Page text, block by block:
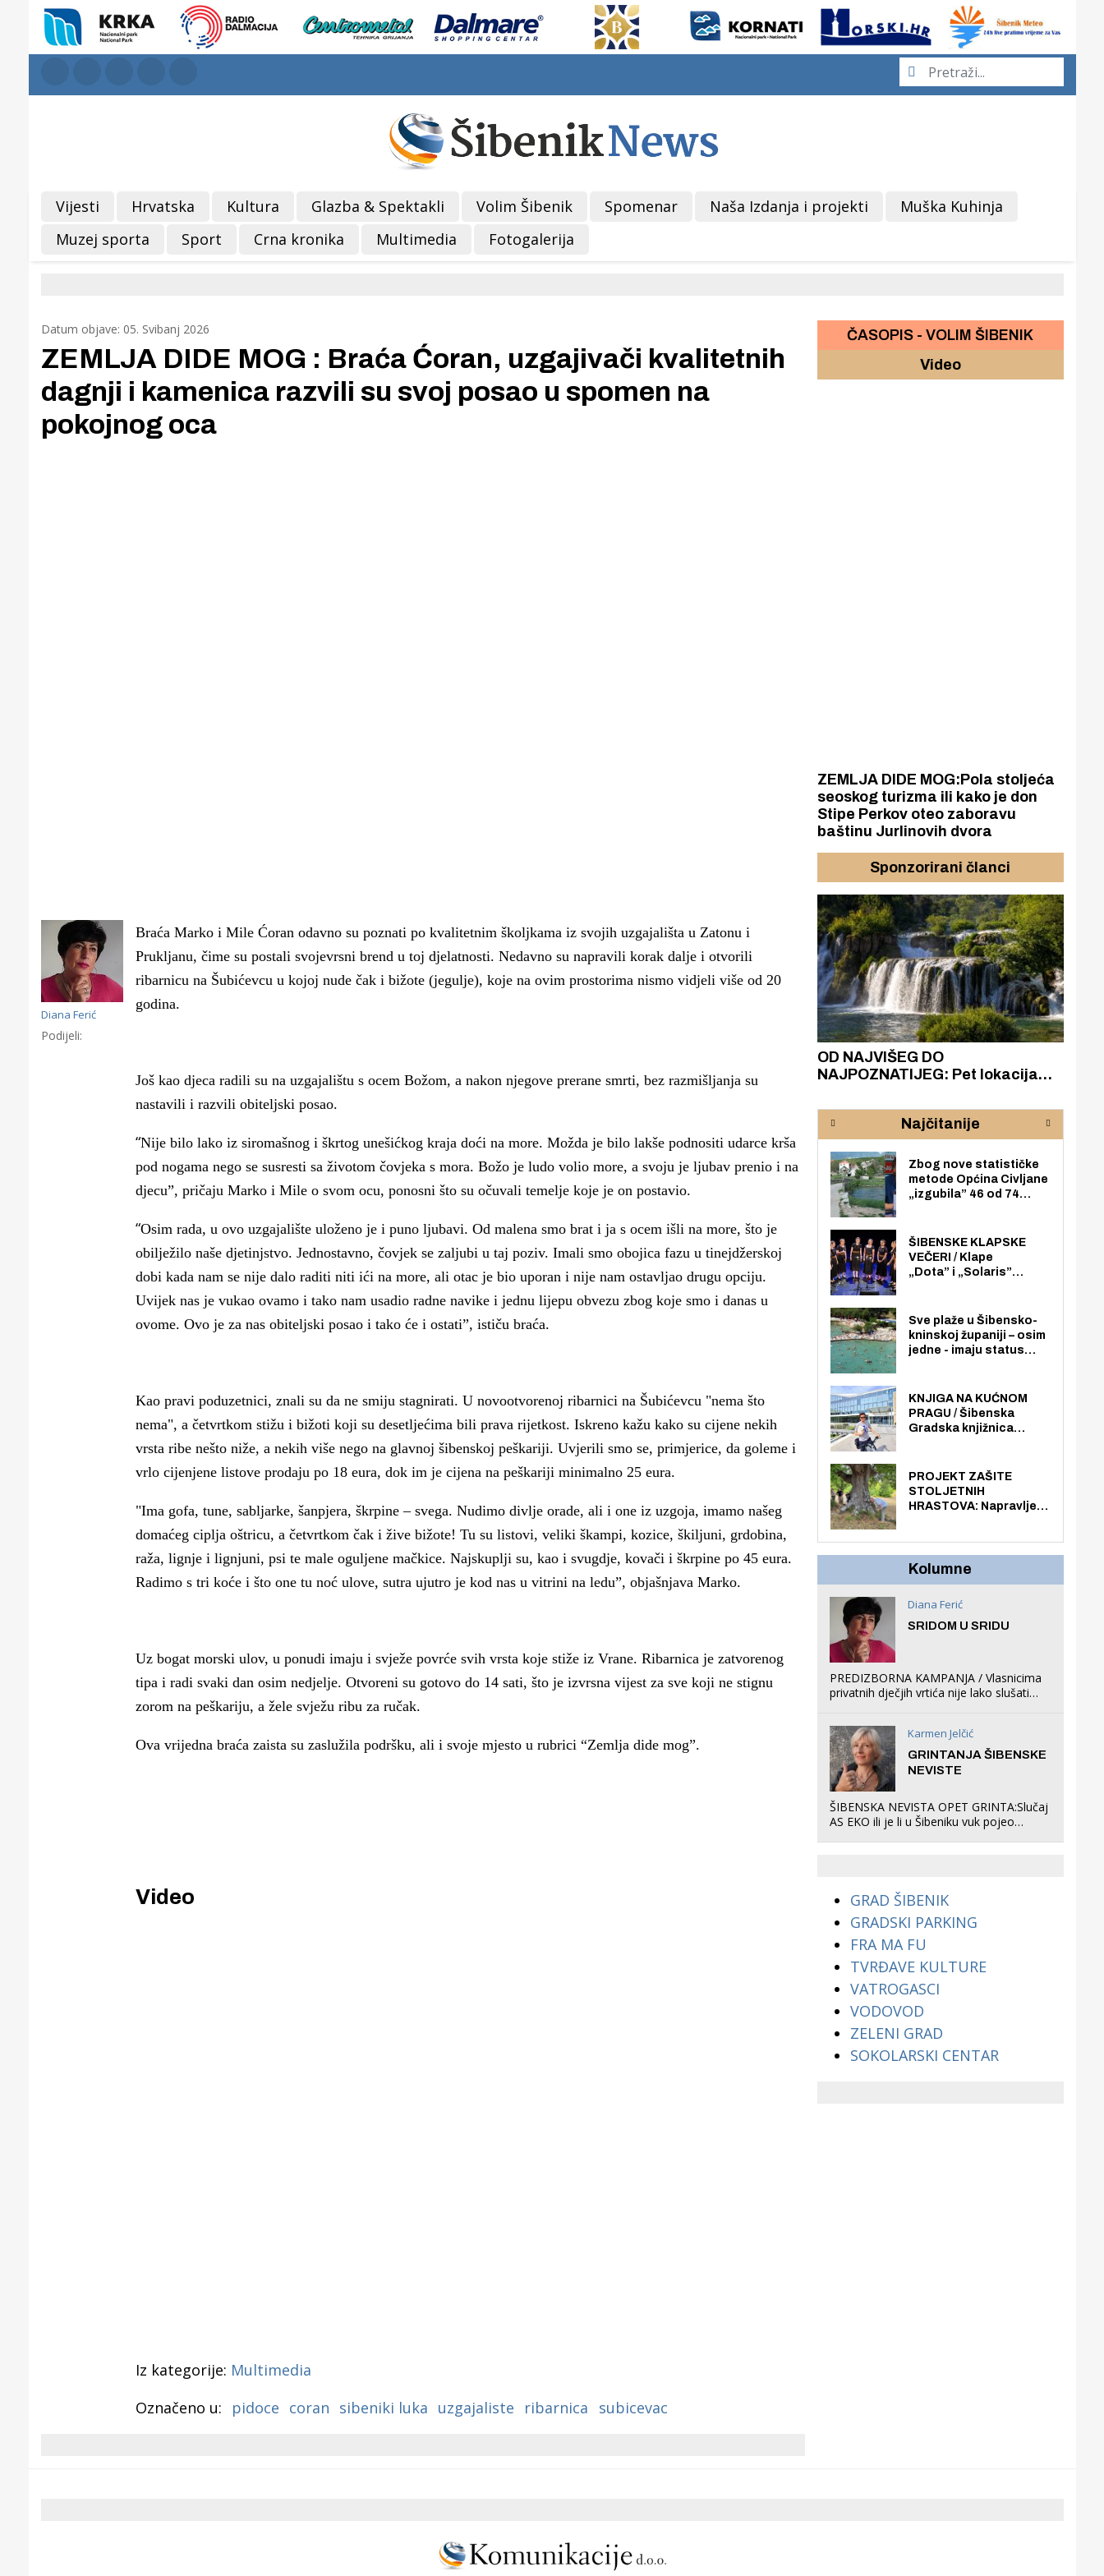
Vijesti Hrvatska Kultura Glazba & Spektakli Volim Šibenik Spomenar Naša Izdanja i projekti
Muška Kuhinja
Muzej sporta
Sport Crna kronika Multimedia Fotogalerija
Datum objave: 05. Svibanj 2026
ZEMLJA DIDE MOG : Braća Ćoran, uzgajivači kvalitetnih
dagnji i kamenica razvili su svoj posao u spomen na
pokojnog oca
Diana Ferić
Podijeli:
Braća Marko i Mile Ćoran odavno su poznati po kvalitetnim školjkama iz svojih uzgajališta u Zatonu i
Prukljanu, čime su postali svojevrsni brend u toj djelatnosti. Nedavno su napravili korak dalje i otvorili
ribarnicu na Šubićevcu u kojoj nude čak i bižote (jegulje), koje na ovim prostorima nismo vidjeli više od 20
godina.
Još kao djeca radili su na uzgajalištu s ocem Božom, a nakon njegove prerane smrti, bez razmišljanja su
nastavili i razvili obiteljski posao.
“Nije bilo lako iz siromašnog i škrtog unešićkog kraja doći na more. Možda je bilo lakše podnositi udarce krša
pod nogama nego se susresti sa životom čovjeka s mora. Božo je ludo volio more, a svoju je ljubav prenio i na
djecu”, pričaju Marko i Mile o svom ocu, ponosni što su očuvali temelje koje je on postavio.
“Osim rada, u ovo uzgajalište uloženo je i puno ljubavi. Od malena smo brat i ja s ocem išli na more, što je
obilježilo naše djetinjstvo. Jednostavno, čovjek se zaljubi u taj poziv. Imali smo obojica fazu u tinejdžerskoj
dobi kada nam se nije dalo raditi niti ići na more, ali otac je bio uporan i nije nam ostavljao drugu opciju.
Uvijek nas je vukao ovamo i tako nam usadio radne navike i jednu lijepu obvezu zbog koje smo i danas u
ovome. Ovo je za nas obiteljski posao i tako će i ostati”, ističu braća.
Kao pravi poduzetnici, znali su da ne smiju stagnirati. U novootvorenoj ribarnici na Šubićevcu "nema što
nema", a četvrtkom stižu i bižoti koji su desetljećima bili prava rijetkost. Iskreno kažu kako su cijene nekih
vrsta ribe nešto niže, a nekih više nego na glavnoj šibenskoj peškariji. Uvjerili smo se, primjerice, da goleme i
vrlo cijenjene listove prodaju po 18 eura, dok im je cijena na peškariji minimalno 25 eura.
"Ima gofa, tune, sabljarke, šanpjera, škrpine – svega. Nudimo divlje orade, ali i one iz uzgoja, imamo našeg
domaćeg ciplja oštricu, a četvrtkom čak i žive bižote! Tu su listovi, veliki škampi, kozice, škiljuni, grdobina,
raža, lignje i lignjuni, psi te male oguljene mačkice. Najskuplji su, kao i svugdje, kovači i škrpine po 45 eura.
Radimo s tri koće i što one tu noć ulove, sutra ujutro je kod nas u vitrini na ledu”, objašnjava Marko.
Uz bogat morski ulov, u ponudi imaju i svježe povrće svih vrsta koje stiže iz Vrane. Ribarnica je zatvorenog
tipa i radi svaki dan osim nedjelje. Otvoreni su gotovo do 14 sati, što je izvrsna vijest za sve koji ne stignu
zorom na peškariju, a žele svježu ribu za ručak.
Ova vrijedna braća zaista su zaslužila podršku, ali i svoje mjesto u rubrici “Zemlja dide mog”.
Video
Iz kategorije: Multimedia
Označeno u:
pidoce coran sibeniki luka uzgajaliste ribarnica subicevac
ČASOPIS - VOLIM ŠIBENIK
Video
ZEMLJA DIDE MOG:Pola stoljeća
seoskog turizma ili kako je don
Stipe Perkov oteo zaboravu
baštinu Jurlinovih dvora
Sponzorirani članci
Otkrijte hostel Titius u
edukativnom kampusu NP Krka u
Puljanima
električnih autobusa: izgrađeno
12 punionica na kolodvoru
OD NAJVIŠEG DO
NAJPOZNATIJEG: Pet lokacija
rijeke Krke
Najčitanije
Zbog nove statističke
metode Općina Civljane
„izgubila” 46 od 74
nego radno sposobnih
osoba među svojih 170
stanovnika.
ŠIBENSKE KLAPSKE
VEČERI / Klape
„Dota” i „Solaris”
loži
Sve plaže u Šibensko-
kninskoj županiji – osim
jedne - imaju status
općoj upotrebi. Pristup
je slobodan i besplatan
za sve građane i
KNJIGA NA KUĆNOM
PRAGU / Šibenska
Gradska knjižnica
knjiga na kućnu adresu
električnim biciklom.
PROJEKT ZAŠITE
STOLJETNIH
HRASTOVA: Napravljen
Kolumne
Diana Ferić
SRIDOM U SRIDU
PREDIZBORNA KAMPANJA / Vlasnicima
privatnih dječjih vrtića nije lako slušati
što oni rade u Šibeniku ne postoji
Karmen Jelčić
GRINTANJA ŠIBENSKE
NEVISTE
ŠIBENSKA NEVISTA OPET GRINTA:Slučaj
AS EKO ili je li u Šibeniku vuk pojeo
GRAD ŠIBENIK
GRADSKI PARKING
FRA MA FU
TVRĐAVE KULTURE
VATROGASCI
VODOVOD
ZELENI GRAD
SOKOLARSKI CENTAR